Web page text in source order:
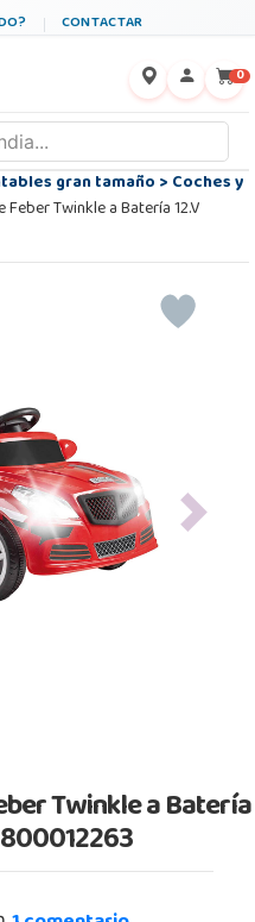
CONTACTAR
0
gran tamaño>Coches y
Twinkle a Batería 12.V
Next
Twinkle a Batería